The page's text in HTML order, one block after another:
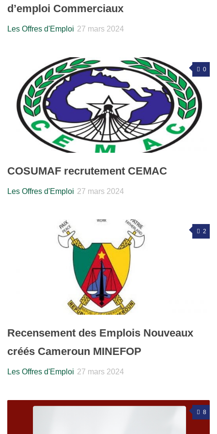
d’emploi Commerciaux
Les Offres d'Emploi 27 mars 2024
0
COSUMAF recrutement CEMAC
Les Offres d'Emploi 27 mars 2024
2
Recensement des Emplois Nouveaux
créés Cameroun MINEFOP
Les Offres d'Emploi 27 mars 2024
8